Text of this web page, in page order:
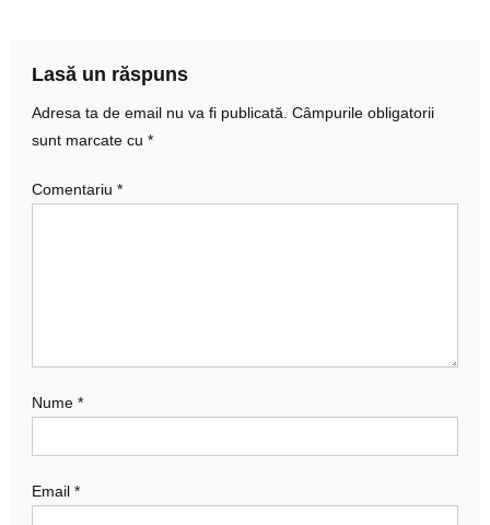
Lasă un răspuns
Adresa ta de email nu va fi publicată. Câmpurile obligatorii
sunt marcate cu *
Comentariu *
Nume *
Email *